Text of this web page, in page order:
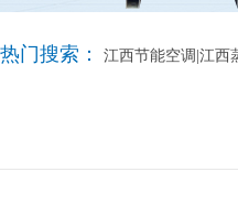
热门搜索： 江西节能空调|江西